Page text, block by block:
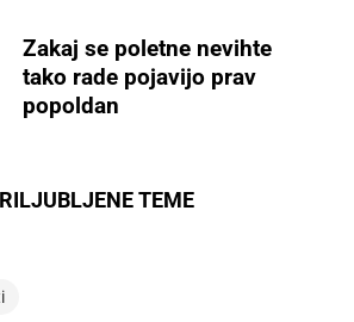
Zakaj se poletne nevihte
tako rade pojavijo prav
popoldan
TEME